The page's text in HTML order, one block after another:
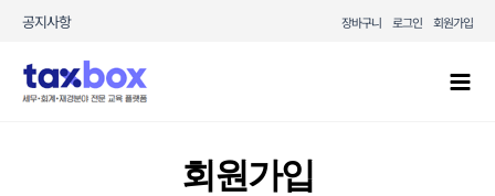
콘텐츠로
공지사항 장바구니 로그인 회원가입
회원가입